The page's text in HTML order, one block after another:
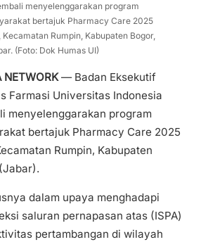
menyelenggarakan program
bertajuk Pharmacy Care 2025
Kecamatan Rumpin, Kabupaten Bogor,
(Foto: Dok Humas UI)
NETWORK— Badan Eksekutif
Farmasi Universitas Indonesia
menyelenggarakan program
bertajuk Pharmacy Care 2025
Rumpin, Kabupaten
dalam upaya menghadapi
saluran pernapasan atas (ISPA)
pertambangan di wilayah